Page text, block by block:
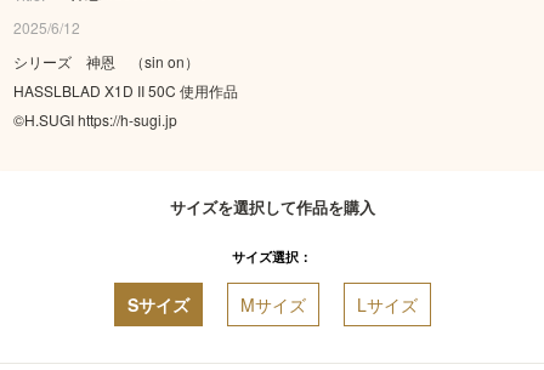
2025/6/12
シリーズ 神恩 （sin on）
HASSLBLAD X1D II 50C 使用作品
©️H.SUGI https://h-sugi.jp
サイズを選択して作品を購入
サイズ選択：
Sサイズ Mサイズ Lサイズ